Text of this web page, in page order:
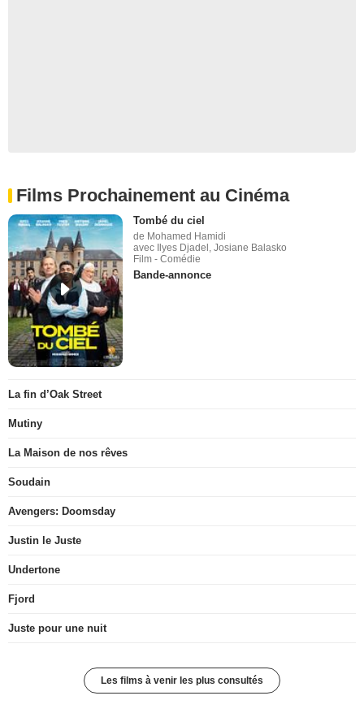
Films Prochainement au Cinéma
Tombé du ciel
de Mohamed Hamidi
avec Ilyes Djadel, Josiane Balasko
Film - Comédie
Bande-annonce
La fin d’Oak Street
Mutiny
La Maison de nos rêves
Soudain
Avengers: Doomsday
Justin le Juste
Undertone
Fjord
Juste pour une nuit
Les films à venir les plus consultés